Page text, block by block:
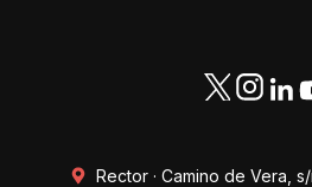
Rector · Camino de Vera,